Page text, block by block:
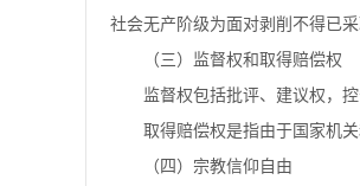
社会无产阶级为面对剥削不得已
（三）监督权和取得赔偿权
监督权包括批评、建议权，控
取得赔偿权是指由于国家机
（四）宗教信仰自由